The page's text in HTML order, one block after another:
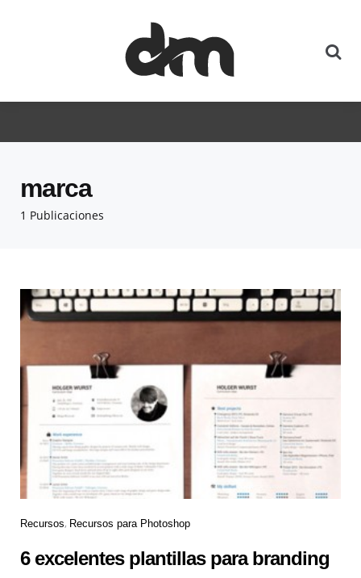
1 Publicaciones
marca
Recursos Recursos para Photoshop
6 excelentes plantillas para branding